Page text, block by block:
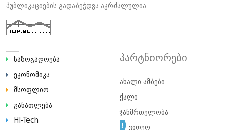
პუბლიკაციების გადაბეჭდვა აკრძალულია
საზოგადოება
ეკონომიკა
მსოფლიო
განათლება
HI-Tech
პარტნიორები
ახალი ამბები
ქალი
ჯანმრთელობა
ვიდეო